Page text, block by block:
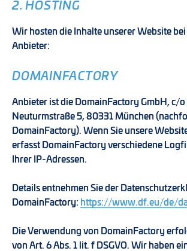
2. HOSTING
Wir hosten die Inhalte unserer Website
Anbieter:
DOMAINFACTORY
Anbieter ist die DomainFactory GmbH, c/
Neuturmstraße 5, 80331 München
DomainFactory). Wenn Sie unsere
erfasst DomainFactory verschiedene
Ihrer IP-Adressen.
Details entnehmen Sie der
DomainFactory: https://www.df.eu/de/
Die Verwendung von DomainFactory
von Art. 6 Abs. 1 lit. f DSGVO. Wir haben